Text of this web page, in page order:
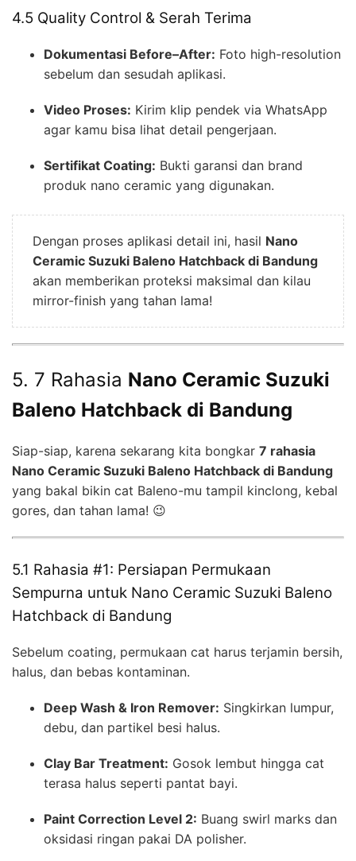
4.5 Quality Control & Serah Terima
Dokumentasi Before–After: Foto high-resolution
sebelum dan sesudah aplikasi.
Video Proses: Kirim klip pendek via WhatsApp
agar kamu bisa lihat detail pengerjaan.
Sertifikat Coating: Bukti garansi dan brand
produk nano ceramic yang digunakan.
Dengan proses aplikasi detail ini, hasil Nano
Ceramic Suzuki Baleno Hatchback di Bandung
akan memberikan proteksi maksimal dan kilau
mirror-finish yang tahan lama!
5. 7 Rahasia Nano Ceramic Suzuki
Baleno Hatchback di Bandung
Siap-siap, karena sekarang kita bongkar 7 rahasia
Nano Ceramic Suzuki Baleno Hatchback di Bandung
yang bakal bikin cat Baleno-mu tampil kinclong, kebal
gores, dan tahan lama! 😉
5.1 Rahasia #1: Persiapan Permukaan
Sempurna untuk Nano Ceramic Suzuki Baleno
Hatchback di Bandung
Sebelum coating, permukaan cat harus terjamin bersih,
halus, dan bebas kontaminan.
Deep Wash & Iron Remover: Singkirkan lumpur,
debu, dan partikel besi halus.
Clay Bar Treatment: Gosok lembut hingga cat
terasa halus seperti pantat bayi.
Paint Correction Level 2: Buang swirl marks dan
oksidasi ringan pakai DA polisher.